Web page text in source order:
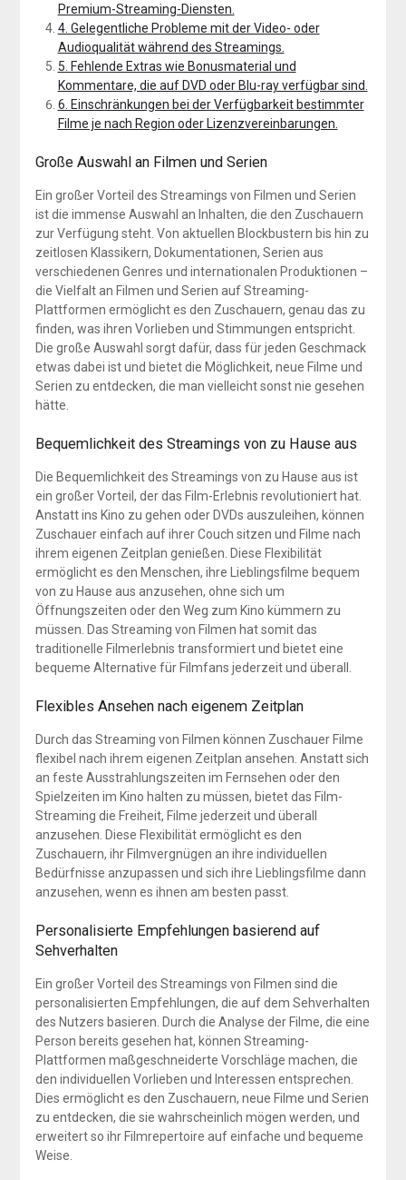
Premium-Streaming-Diensten.
4. Gelegentliche Probleme mit der Video- oder
Audioqualität während des Streamings.
5. Fehlende Extras wie Bonusmaterial und
Kommentare, die auf DVD oder Blu-ray verfügbar sind.
6. Einschränkungen bei der Verfügbarkeit bestimmter
Filme je nach Region oder Lizenzvereinbarungen.
Große Auswahl an Filmen und Serien
Ein großer Vorteil des Streamings von Filmen und Serien
ist die immense Auswahl an Inhalten, die den Zuschauern
zur Verfügung steht. Von aktuellen Blockbustern bis hin zu
zeitlosen Klassikern, Dokumentationen, Serien aus
verschiedenen Genres und internationalen Produktionen –
die Vielfalt an Filmen und Serien auf Streaming-
Plattformen ermöglicht es den Zuschauern, genau das zu
finden, was ihren Vorlieben und Stimmungen entspricht.
Die große Auswahl sorgt dafür, dass für jeden Geschmack
etwas dabei ist und bietet die Möglichkeit, neue Filme und
Serien zu entdecken, die man vielleicht sonst nie gesehen
hätte.
Bequemlichkeit des Streamings von zu Hause aus
Die Bequemlichkeit des Streamings von zu Hause aus ist
ein großer Vorteil, der das Film-Erlebnis revolutioniert hat.
Anstatt ins Kino zu gehen oder DVDs auszuleihen, können
Zuschauer einfach auf ihrer Couch sitzen und Filme nach
ihrem eigenen Zeitplan genießen. Diese Flexibilität
ermöglicht es den Menschen, ihre Lieblingsfilme bequem
von zu Hause aus anzusehen, ohne sich um
Öffnungszeiten oder den Weg zum Kino kümmern zu
müssen. Das Streaming von Filmen hat somit das
traditionelle Filmerlebnis transformiert und bietet eine
bequeme Alternative für Filmfans jederzeit und überall.
Flexibles Ansehen nach eigenem Zeitplan
Durch das Streaming von Filmen können Zuschauer Filme
flexibel nach ihrem eigenen Zeitplan ansehen. Anstatt sich
an feste Ausstrahlungszeiten im Fernsehen oder den
Spielzeiten im Kino halten zu müssen, bietet das Film-
Streaming die Freiheit, Filme jederzeit und überall
anzusehen. Diese Flexibilität ermöglicht es den
Zuschauern, ihr Filmvergnügen an ihre individuellen
Bedürfnisse anzupassen und sich ihre Lieblingsfilme dann
anzusehen, wenn es ihnen am besten passt.
Personalisierte Empfehlungen basierend auf
Sehverhalten
Ein großer Vorteil des Streamings von Filmen sind die
personalisierten Empfehlungen, die auf dem Sehverhalten
des Nutzers basieren. Durch die Analyse der Filme, die eine
Person bereits gesehen hat, können Streaming-
Plattformen maßgeschneiderte Vorschläge machen, die
den individuellen Vorlieben und Interessen entsprechen.
Dies ermöglicht es den Zuschauern, neue Filme und Serien
zu entdecken, die sie wahrscheinlich mögen werden, und
erweitert so ihr Filmrepertoire auf einfache und bequeme
Weise.